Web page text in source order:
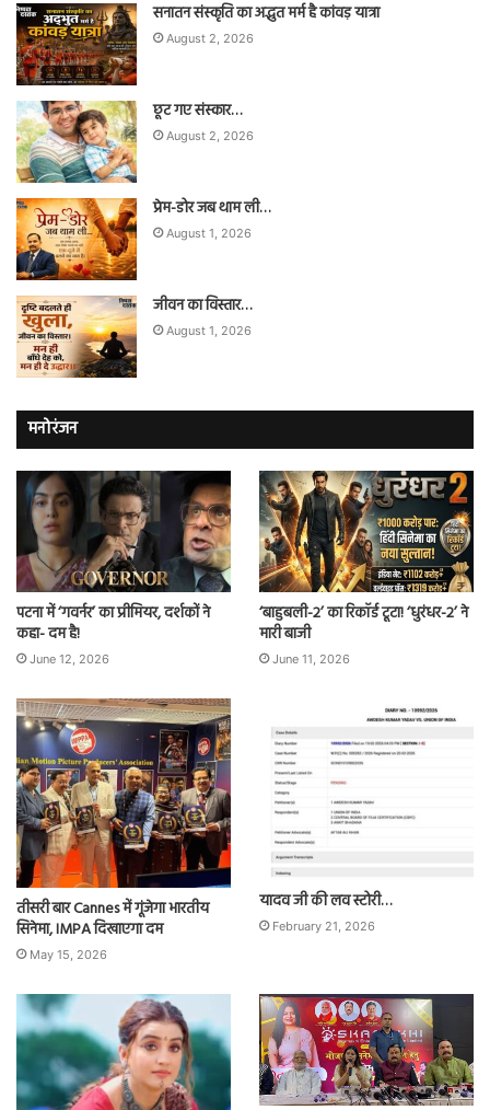
सनातन संस्कृति का अद्भुत मर्म है कांवड़ यात्रा
August 2, 2026
छूट गए संस्कार…
August 2, 2026
प्रेम-डोर जब थाम ली…
August 1, 2026
जीवन का विस्तार…
August 1, 2026
मनोरंजन
पटना में ‘गवर्नर’ का प्रीमियर, दर्शकों ने
कहा- दम है!
June 12, 2026
‘बाहुबली-2’ का रिकॉर्ड टूटा! ‘धुरंधर-2’ ने
मारी बाजी
June 11, 2026
तीसरी बार Cannes में गूंजेगा भारतीय
सिनेमा, IMPA दिखाएगा दम
May 15, 2026
यादव जी की लव स्टोरी…
February 21, 2026